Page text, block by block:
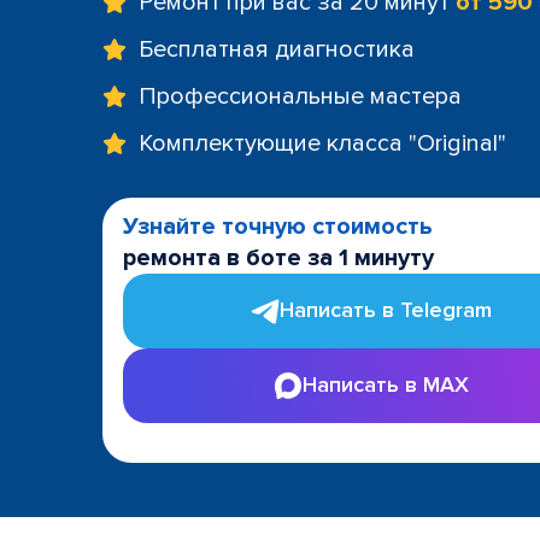
Бесплатная диагностика
Профессиональные мастера
Комплектующие класса "Original"
Узнайте точную стоимость
ремонта в боте за 1 минуту
Написать в Telegram
Написать в MAX